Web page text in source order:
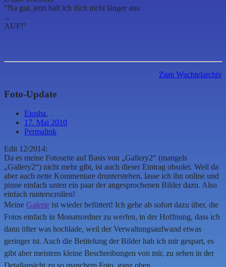
"Na gut, jetzt halt ich dich nicht länger aus.
...
AUF!"
Zum Wuchtelarchiv
Foto-Update
Etosha,
17. Mai 2010
Permalink
Edit 12/2014:
Da es meine Fotoseite auf Basis von „Gallery2“ (mangels
„Gallery2“) nicht mehr gibt, ist auch dieser Eintrag obsolet. Weil da
aber auch nette Kommentare drunterstehen, lasse ich ihn online und
pinne einfach unten ein paar der angesprochenen Bilder dazu. Also
einfach runterscrollen!
Meine Galerie ist wieder befüttert! Ich gehe ab sofort dazu über, die
Fotos einfach in Monatsordner zu werfen, in der Hoffnung, dass ich
dann öfter was hochlade, weil der Verwaltungsaufwand etwas
geringer ist. Auch die Betitelung der Bilder hab ich mir gespart, es
gibt aber meistens kleine Beschreibungen von mir, zu sehen in der